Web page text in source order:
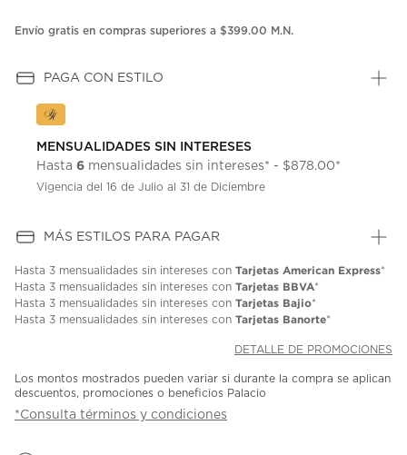
en
Envío gratis en compras superiores a $399.00 M.N.
PAGA CON ESTILO
MENSUALIDADES SIN INTERESES
Hasta 6 mensualidades sin intereses* - $878.00*
Vigencia del 16 de Julio al 31 de Diciembre
MÁS ESTILOS PARA PAGAR
Hasta 3 mensualidades sin intereses con Tarjetas American Express*
Hasta 3 mensualidades sin intereses con Tarjetas BBVA*
Hasta 3 mensualidades sin intereses con Tarjetas Bajio*
Hasta 3 mensualidades sin intereses con Tarjetas Banorte*
DETALLE DE PROMOCIONES
Los montos mostrados pueden variar si durante la compra se aplican
descuentos, promociones o beneficios Palacio
*Consulta términos y condiciones